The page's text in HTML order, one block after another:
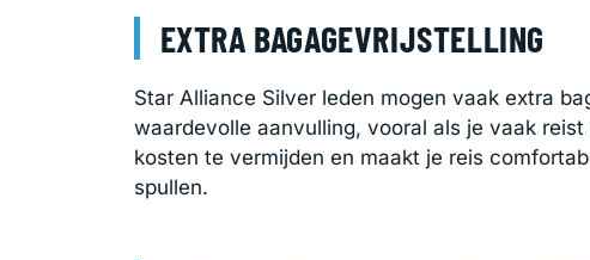
EXTRA BAGAGEVRIJSTELLING
Star Alliance Silver leden mogen vaak extra
waardevolle aanvulling, vooral als je vaak
kosten te vermijden en maakt je reis
spullen.